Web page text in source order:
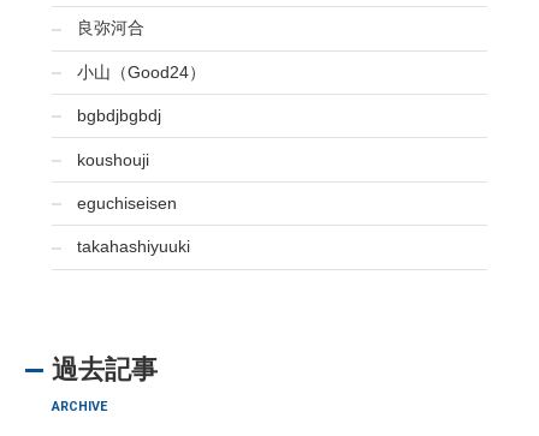
良弥河合
小山（Good24）
bgbdjbgbdj
koushouji
eguchiseisen
takahashiyuuki
過去記事
ARCHIVE